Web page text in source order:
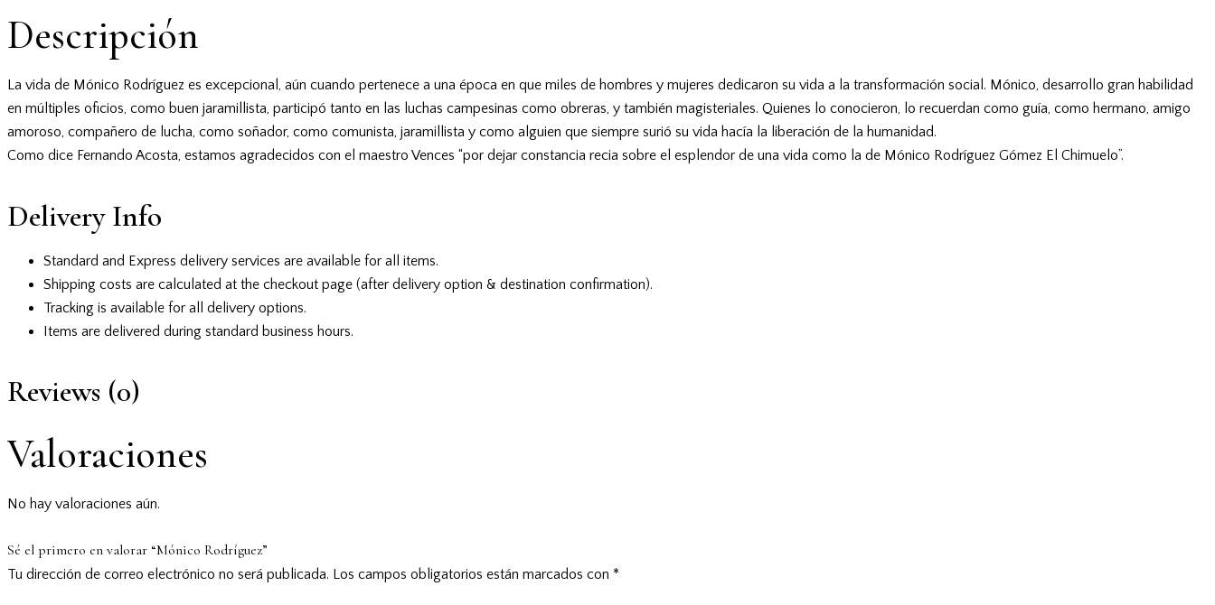
Descripción
La vida de Mónico Rodríguez es excepcional, aún cuando pertenece a una época en que miles de hombres y mujeres dedicaron su vida a la transformación social. Mónico, desarrollo gran habilidad
en múltiples oficios, como buen jaramillista, participó tanto en las luchas campesinas como obreras, y también magisteriales. Quienes lo conocieron, lo recuerdan como guía, como hermano, amigo
amoroso, compañero de lucha, como soñador, como comunista, jaramillista y como alguien que siempre surió su vida hacía la liberación de la humanidad.
Como dice Fernando Acosta, estamos agradecidos con el maestro Vences “por dejar constancia recia sobre el esplendor de una vida como la de Mónico Rodríguez Gómez El Chimuelo”.
Delivery Info
Standard and Express delivery services are available for all items.
Shipping costs are calculated at the checkout page (after delivery option & destination confirmation).
Tracking is available for all delivery options.
Items are delivered during standard business hours.
Reviews (0)
Valoraciones
No hay valoraciones aún.
Sé el primero en valorar “Mónico Rodríguez”
Tu dirección de correo electrónico no será publicada. Los campos obligatorios están marcados con *